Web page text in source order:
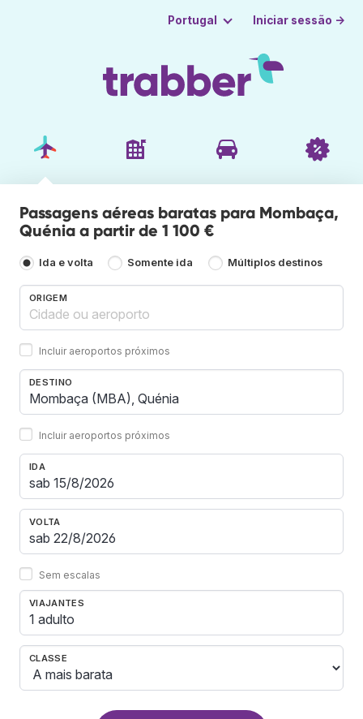
Portugal Iniciar sessão →
Passagens aéreas baratas para Mombaça,
Quénia a partir de 1 100 €
Ida e volta Somente ida Múltiplos destinos
ORIGEM
Incluir aeroportos próximos
DESTINO
Incluir aeroportos próximos
IDA
VOLTA
Sem escalas
VIAJANTES
1 adulto
CLASSE